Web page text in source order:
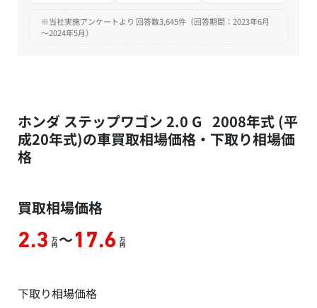
※当社実施アンケートより 回答数3,645件（回答期間：2023年6月
～2024年5月）
ホンダ ステップワゴン 2.0 G 2008年式 (平
成20年式)の車買取相場価格・下取り相場価
格
買取相場価格
2.3 万
円 ～17.6 万
円
下取り相場価格